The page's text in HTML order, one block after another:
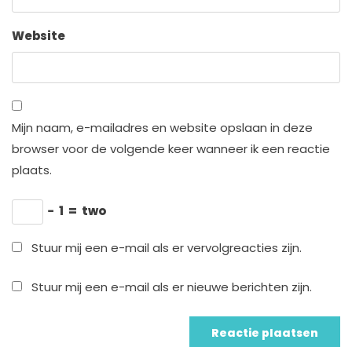
Website
Mijn naam, e-mailadres en website opslaan in deze
browser voor de volgende keer wanneer ik een reactie
plaats.
− 1 = two
Stuur mij een e-mail als er vervolgreacties zijn.
Stuur mij een e-mail als er nieuwe berichten zijn.